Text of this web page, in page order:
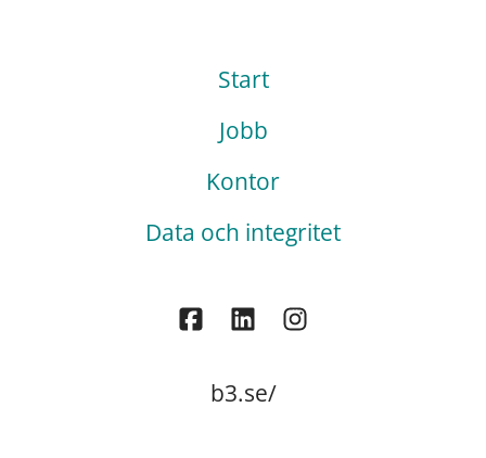
Start
Jobb
Kontor
Data och integritet
b3.se/